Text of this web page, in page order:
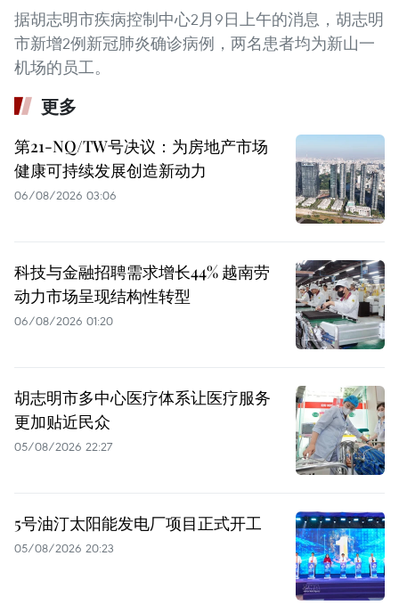
据胡志明市疾病控制中心2月9日上午的消息，胡志明
市新增2例新冠肺炎确诊病例，两名患者均为新山一
机场的员工。
更多
第21-NQ/TW号决议：为房地产市场
健康可持续发展创造新动力
06/08/2026 03:06
科技与金融招聘需求增长44% 越南劳
动力市场呈现结构性转型
06/08/2026 01:20
胡志明市多中心医疗体系让医疗服务
更加贴近民众
05/08/2026 22:27
5号油汀太阳能发电厂项目正式开工
05/08/2026 20:23